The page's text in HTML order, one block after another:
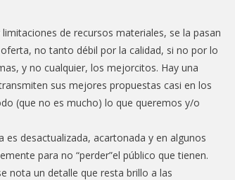
de recursos materiales, se la pasan
no tanto débil por la calidad, si no por lo
y no cualquier, los mejorcitos. Hay una
sus mejores propuestas casi en los
(que no es mucho) lo que queremos y/o
desactualizada, acartonada y en algunos
para no “perder”el público que tienen.
nota un detalle que resta brillo a las